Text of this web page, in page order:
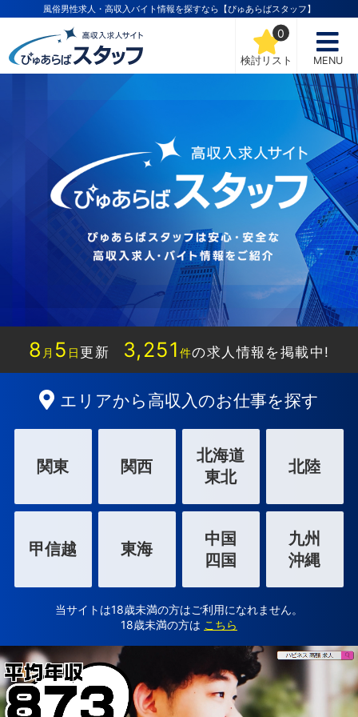
風俗男性求人・高収入バイト情報を探すなら【ぴゅあらばスタッフ】
検討リスト
0
MENU
8 月 5 日更新 3,251 件の求人情報を掲載中!
エリアから高収入のお仕事を探す
関東 関西
北海道
東北
北陸
甲信越 東海
中国
四国
九州
沖縄
当サイトは18歳未満の方はご利用になれません。
18歳未満の方は こちら